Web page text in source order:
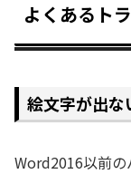
よくあるト
絵文字が出な
Word2016以前